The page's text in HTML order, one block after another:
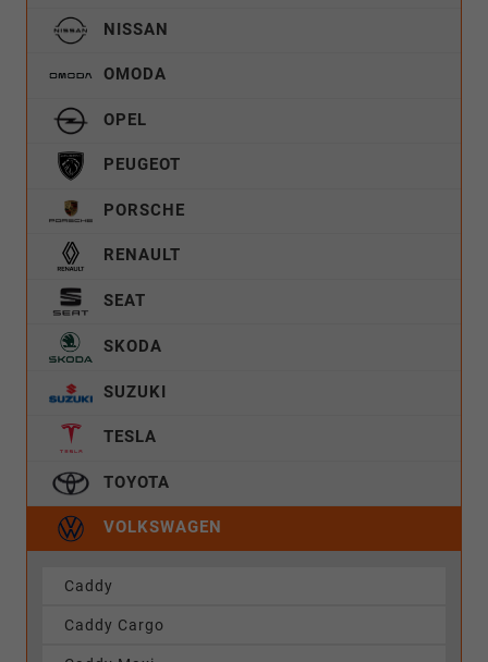
NISSAN
OMODA
OPEL
PEUGEOT
PORSCHE
RENAULT
SEAT
SKODA
SUZUKI
TESLA
TOYOTA
VOLKSWAGEN
Caddy
Caddy Cargo